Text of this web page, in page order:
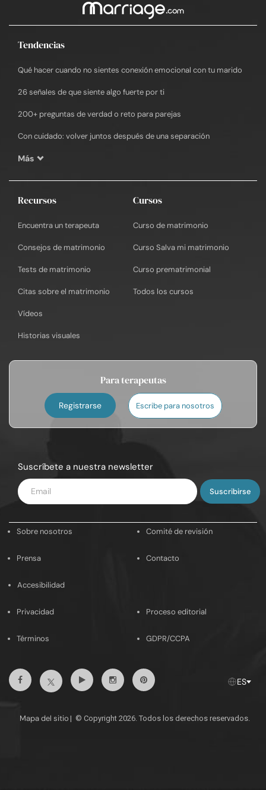
Tendencias
Qué hacer cuando no sientes conexión emocional con tu marido
26 señales de que siente algo fuerte por ti
200+ preguntas de verdad o reto para parejas
Con cuidado: volver juntos después de una separación
Más
Recursos
Encuentra un terapeuta
Consejos de matrimonio
Tests de matrimonio
Citas sobre el matrimonio
Vídeos
Historias visuales
Cursos
Curso de matrimonio
Curso Salva mi matrimonio
Curso prematrimonial
Todos los cursos
Para terapeutas
Registrarse Escribe para nosotros
Suscríbete a nuestra newsletter
Introduce
tu
Sobre nosotros Comité de revisión
Prensa Contacto
Accesibilidad
Privacidad Proceso editorial
Términos GDPR/CCPA
FacebookTwitterYoutubeInstagramPinterest ES
Mapa del sitio | © Copyright 2026. Todos los derechos reservados.